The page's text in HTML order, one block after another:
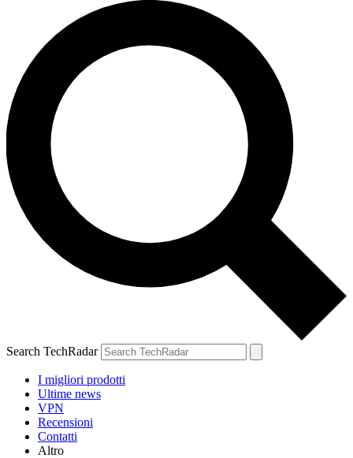
Search TechRadar
I migliori prodotti
Ultime news
VPN
Recensioni
Contatti
Altro